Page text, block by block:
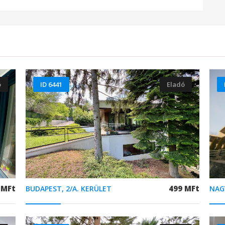
BUDAPEST, 2/A. KERÜLET 499 MFt
ID 6441 Eladó